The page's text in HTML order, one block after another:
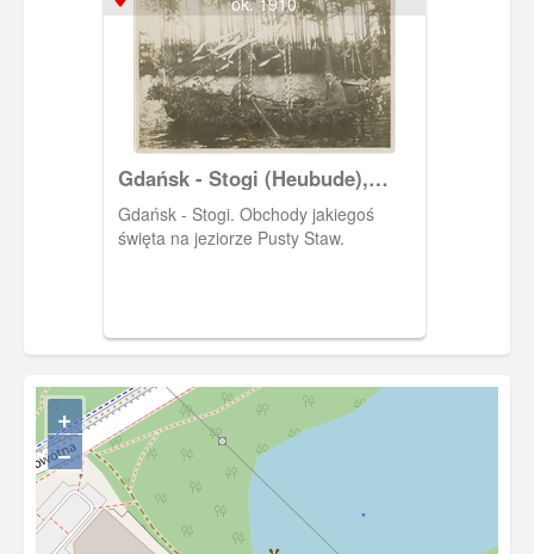
Gdańsk - Stogi (Heubude),
Pusty Staw (Heidsee)
Gdańsk - Stogi. Obchody jakiegoś
święta na jeziorze Pusty Staw.
+
−